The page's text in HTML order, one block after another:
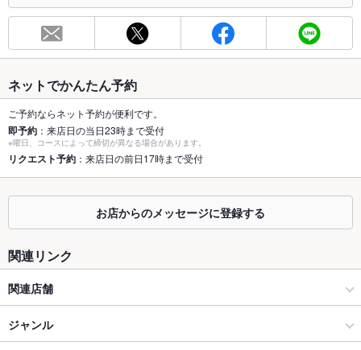
総席数 40席(8名様～最大60名様まで貸切OK♪)
最大宴会収
60人(立食時。お店のレイアウトは自由に変更可能！)
個室 なし ：8～60名様まで収容可能な貸切パーティースペース☆彡
座敷
なし ：新宿で貸切パーティ！飲み放題/女子会/誕生日/記念日/宴
会/歓迎会/送別会にぴったり！
掘りごたつ
なし ：新宿で貸切パーティ！飲み放題/女子会/誕生日/記念日/宴
カウンター
なし ：新宿で貸切パーティ！飲み放題/女子会/誕生日/記念日/宴
ソファー
なし ：新宿で貸切パーティ！飲み放題/女子会/誕生日/記念日/宴
ネットでかんたん予約
ご予約ならネット予約が便利です。
即予約 ：来店日の当日23時まで受付
※曜日、コースによって締切が異なる場合があります。
リクエスト予約 ：来店日の前日17時まで受付
お店からのメッセージに登録する
関連リンク
関連店舗
【個室・貸切宴会】 3時間食べ飲み放題 Le Casterl ルーキャス
テル 新宿店
ジャンル